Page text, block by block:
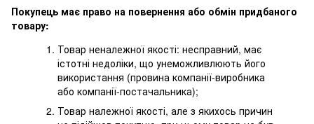
Покупець має право на повернення або обмін придбаного
товару:
Товар неналежної якості: несправний, має
істотні недоліки, що унеможливлюють його
використання (провина компанії-виробника
або компанії-постачальника);
Товар належної якості, але з якихось причин